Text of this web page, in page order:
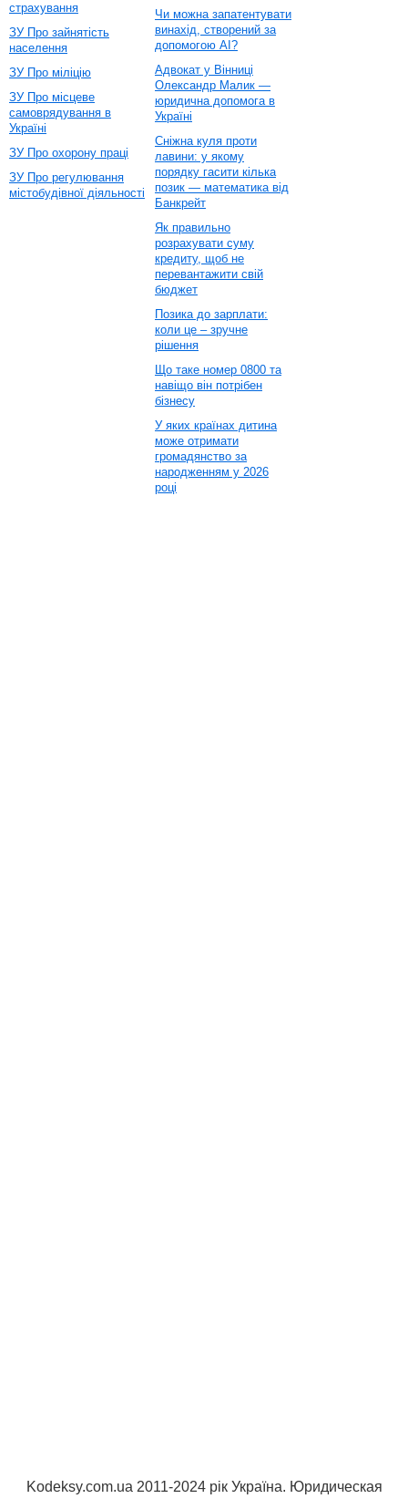
страхування
ЗУ Про зайнятість
населення
ЗУ Про міліцію
ЗУ Про місцеве
самоврядування в
Україні
ЗУ Про охорону праці
ЗУ Про регулювання
містобудівної діяльності
Чи можна запатентувати
винахід, створений за
допомогою AI?
Адвокат у Вінниці
Олександр Малик —
юридична допомога в
Україні
Сніжна куля проти
лавини: у якому
порядку гасити кілька
позик — математика від
Банкрейт
Як правильно
розрахувати суму
кредиту, щоб не
перевантажити свій
бюджет
Позика до зарплати:
коли це – зручне
рішення
Що таке номер 0800 та
навіщо він потрібен
бізнесу
У яких країнах дитина
може отримати
громадянство за
народженням у 2026
році
Kodeksy.com.ua 2011-2024 рік Україна. Юридическая